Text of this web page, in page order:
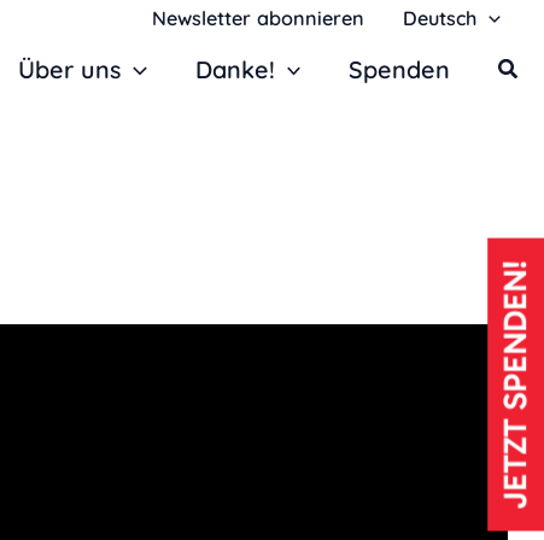
JETZT SPENDEN!
Newsletter abonnieren Deutsch
Über uns Danke! Spenden